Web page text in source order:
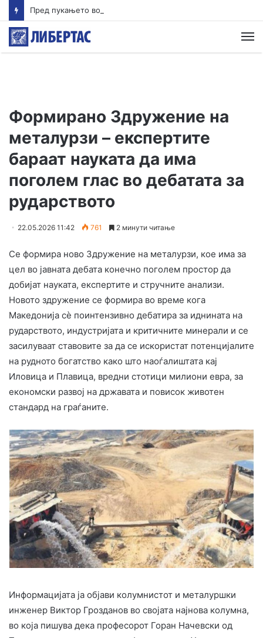
Формирано Здружение на
металурзи – експертите
бараат науката да има
поголем глас во дебатата за
рударството
22.05.2026 11:42 761 2 минути читање
Се формира ново Здружение на металурзи, кое има за
цел во јавната дебата конечно поголем простор да
добијат науката, експертите и стручните анализи.
Новото здружение се формира во време кога
Македонија сè поинтензивно дебатира за иднината на
рударството, индустријата и критичните минерали и се
засилуваат ставовите за да се искористат потенцијалите
на рудното богатство како што наоѓалиштата кај
Иловица и Плавица, вредни стотици милиони евра, за
економски развој на државата и повисок животен
стандард на граѓаните.
Информацијата ја објави колумнистот и металуршки
инженер Виктор Грозданов во својата најнова колумна,
во која пишува дека професорот Горан Начевски од